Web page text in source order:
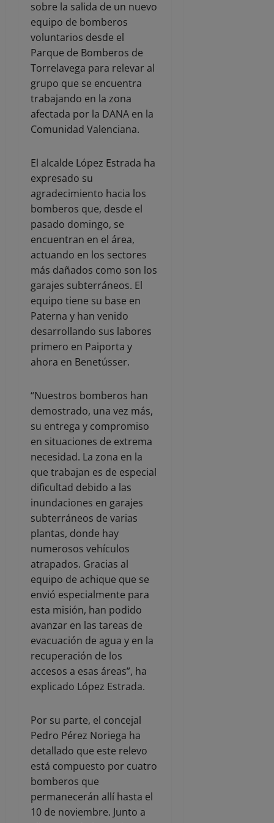
sobre la salida de un nuevo
equipo de bomberos
voluntarios desde el
Parque de Bomberos de
Torrelavega para relevar al
grupo que se encuentra
trabajando en la zona
afectada por la DANA en la
Comunidad Valenciana.
El alcalde López Estrada ha
expresado su
agradecimiento hacia los
bomberos que, desde el
pasado domingo, se
encuentran en el área,
actuando en los sectores
más dañados como son los
garajes subterráneos. El
equipo tiene su base en
Paterna y han venido
desarrollando sus labores
primero en Paiporta y
ahora en Benetússer.
“Nuestros bomberos han
demostrado, una vez más,
su entrega y compromiso
en situaciones de extrema
necesidad. La zona en la
que trabajan es de especial
dificultad debido a las
inundaciones en garajes
subterráneos de varias
plantas, donde hay
numerosos vehículos
atrapados. Gracias al
equipo de achique que se
envió especialmente para
esta misión, han podido
avanzar en las tareas de
evacuación de agua y en la
recuperación de los
accesos a esas áreas”, ha
explicado López Estrada.
Por su parte, el concejal
Pedro Pérez Noriega ha
detallado que este relevo
está compuesto por cuatro
bomberos que
permanecerán allí hasta el
10 de noviembre. Junto a